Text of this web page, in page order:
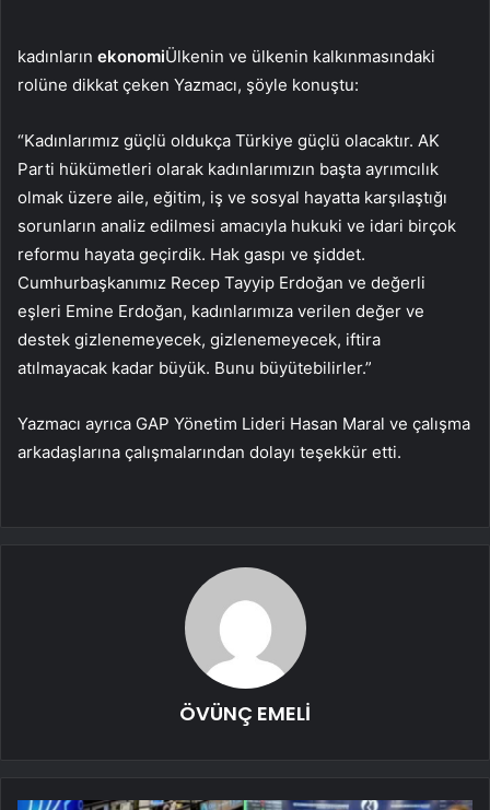
kadınların ekonomiÜlkenin ve ülkenin kalkınmasındaki
rolüne dikkat çeken Yazmacı, şöyle konuştu:
“Kadınlarımız güçlü oldukça Türkiye güçlü olacaktır. AK
Parti hükümetleri olarak kadınlarımızın başta ayrımcılık
olmak üzere aile, eğitim, iş ve sosyal hayatta karşılaştığı
sorunların analiz edilmesi amacıyla hukuki ve idari birçok
reformu hayata geçirdik. Hak gaspı ve şiddet.
Cumhurbaşkanımız Recep Tayyip Erdoğan ve değerli
eşleri Emine Erdoğan, kadınlarımıza verilen değer ve
destek gizlenemeyecek, gizlenemeyecek, iftira
atılmayacak kadar büyük. Bunu büyütebilirler.”
Yazmacı ayrıca GAP Yönetim Lideri Hasan Maral ve çalışma
arkadaşlarına çalışmalarından dolayı teşekkür etti.
ÖVÜNÇ EMELİ